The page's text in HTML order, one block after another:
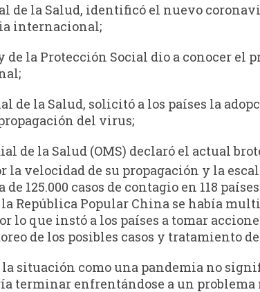
de la Salud, identificó el nuevo
internacional;
de la Protección Social dio a conocer el
de la Salud, solicitó a los países la
del virus;
de la Salud (OMS) declaró el actual
la velocidad de su propagación y la
125.000 casos de contagio en 118
República Popular China se había
lo que instó a los países a tomar
de los posibles casos y tratamiento de
situación como una pandemia no
terminar enfrentándose a un problema